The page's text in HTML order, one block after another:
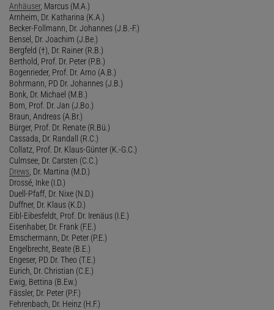
Anhäuser, Marcus (M.A.)
Arnheim, Dr. Katharina (K.A.)
Becker-Follmann, Dr. Johannes (J.B.-F.)
Bensel, Dr. Joachim (J.Be.)
Bergfeld (†), Dr. Rainer (R.B.)
Berthold, Prof. Dr. Peter (P.B.)
Bogenrieder, Prof. Dr. Arno (A.B.)
Bohrmann, PD Dr. Johannes (J.B.)
Bonk, Dr. Michael (M.B.)
Born, Prof. Dr. Jan (J.Bo.)
Braun, Andreas (A.Br.)
Bürger, Prof. Dr. Renate (R.Bü.)
Cassada, Dr. Randall (R.C.)
Collatz, Prof. Dr. Klaus-Günter (K.-G.C.)
Culmsee, Dr. Carsten (C.C.)
Drews , Dr. Martina (M.D.)
Drossé, Inke (I.D.)
Duell-Pfaff, Dr. Nixe (N.D.)
Duffner, Dr. Klaus (K.D.)
Eibl-Eibesfeldt, Prof. Dr. Irenäus (I.E.)
Eisenhaber, Dr. Frank (F.E.)
Emschermann, Dr. Peter (P.E.)
Engelbrecht, Beate (B.E.)
Engeser, PD Dr. Theo (T.E.)
Eurich, Dr. Christian (C.E.)
Ewig, Bettina (B.Ew.)
Fässler, Dr. Peter (P.F.)
Fehrenbach, Dr. Heinz (H.F.)